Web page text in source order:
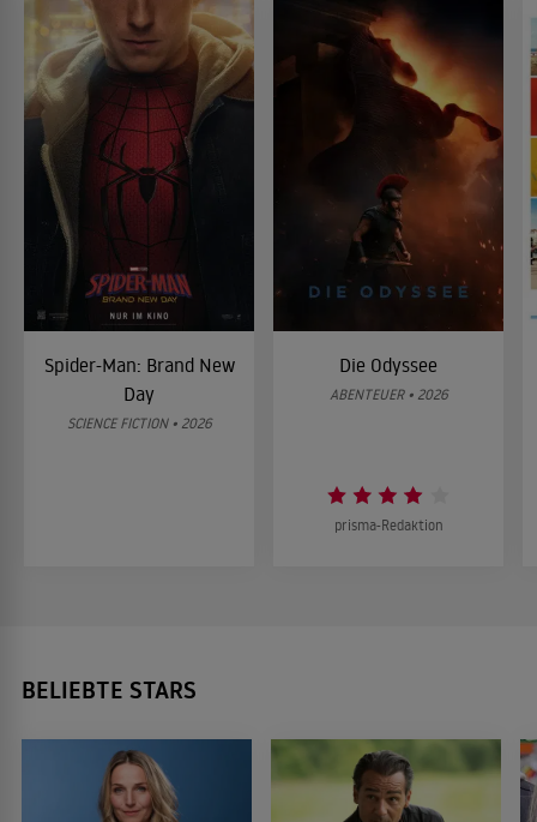
Spider-Man: Brand New
Day
SCIENCE FICTION • 2026
Die Odyssee
ABENTEUER • 2026
prisma-Redaktion
BELIEBTE STARS